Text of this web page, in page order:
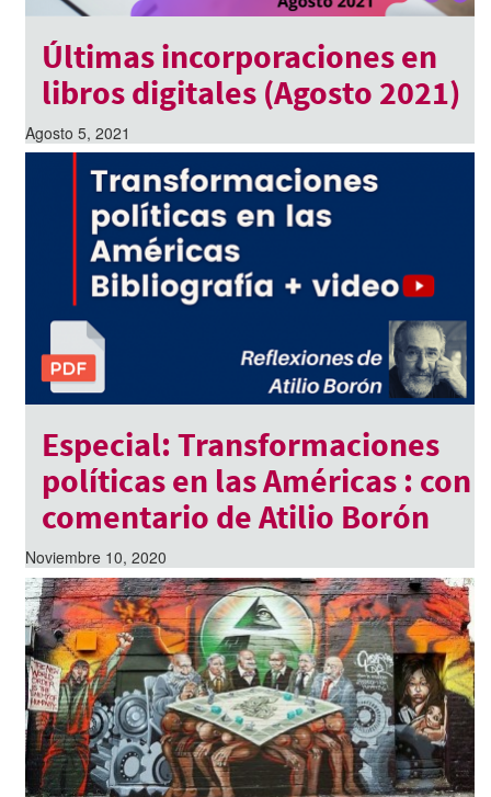
Últimas incorporaciones en
libros digitales (Agosto 2021)
Agosto 5, 2021
Especial: Transformaciones
políticas en las Américas : con
comentario de Atilio Borón
Noviembre 10, 2020